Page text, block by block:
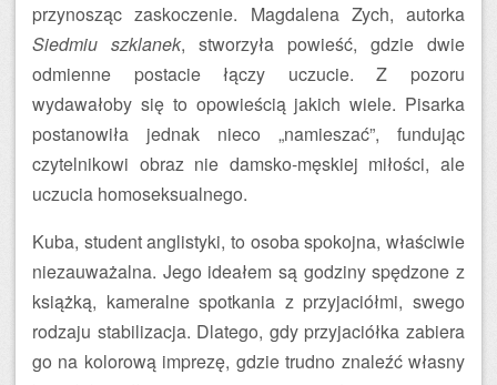
przynosząc zaskoczenie. Magdalena Zych, autorka
Siedmiu szklanek, stworzyła powieść, gdzie dwie
odmienne postacie łączy uczucie. Z pozoru
wydawałoby się to opowieścią jakich wiele. Pisarka
postanowiła jednak nieco „namieszać”, fundując
czytelnikowi obraz nie damsko-męskiej miłości, ale
uczucia homoseksualnego.
Kuba, student anglistyki, to osoba spokojna, właściwie
niezauważalna. Jego ideałem są godziny spędzone z
książką, kameralne spotkania z przyjaciółmi, swego
rodzaju stabilizacja. Dlatego, gdy przyjaciółka zabiera
go na kolorową imprezę, gdzie trudno znaleźć własny